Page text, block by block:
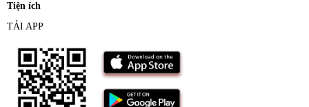
Tiện ích
TẢI APP